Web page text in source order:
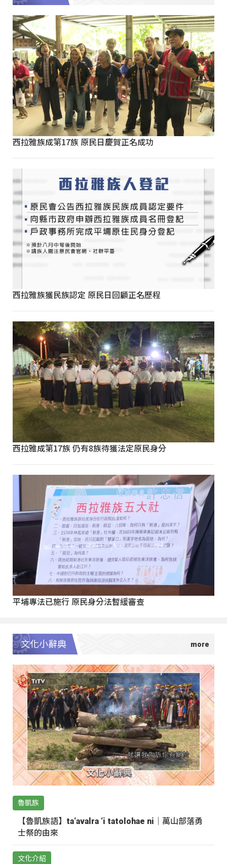
西拉雅族成第17族 原民日慶賀正名成功
西拉雅族獲民族認定 原民日回顧正名歷程
西拉雅成第17族 仍有8族待獲法定原民身分
平埔專法已施行 原民身分法暫緩審查
文化小辭典
魯凱族
【魯凱族語】ta‘avalra ‘i tatolohae ni｜萬山部落勇
士祭的由來
文化介紹